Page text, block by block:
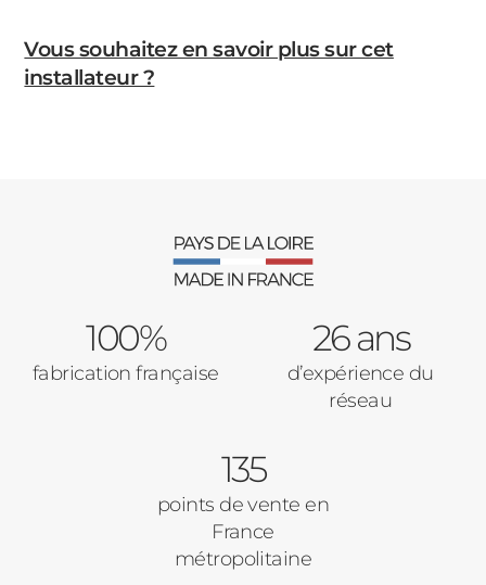
Vous souhaitez en savoir plus sur cet
installateur ?
100%
fabrication française
26 ans
d’expérience du
réseau
135
points de vente en
France
métropolitaine